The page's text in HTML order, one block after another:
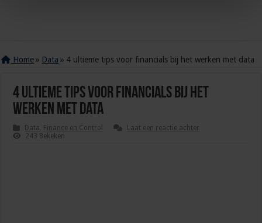
Home » Data » 4 ultieme tips voor financials bij het werken met data
4 ultieme tips voor financials bij het
werken met data
Data, Finance en Control
Laat een reactie achter
243 Bekeken